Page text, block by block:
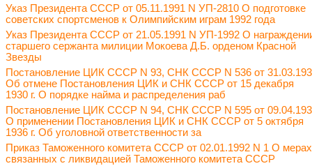
Указ Президента СССР от 05.11.1991 N УП-2810 О подготовке
советских спортсменов к Олимпийским играм 1992 года
Указ Президента СССР от 21.05.1991 N УП-1992 О
старшего сержанта милиции Мокоева Д.Б. орденом Красной
Звезды
Постановление ЦИК СССР N 93, СНК СССР N 536 от
Об отмене Постановления ЦИК и СНК СССР от 15 декабря
1930 г. О порядке найма и распределения раб
Постановление ЦИК СССР N 94, СНК СССР N 595 от
О применении Постановления ЦИК и СНК СССР от 5 октября
1936 г. Об уголовной ответственности за
Приказ Таможенного комитета СССР от 02.01.1992 N 1 О
связанных с ликвидацией Таможенного комитета СССР